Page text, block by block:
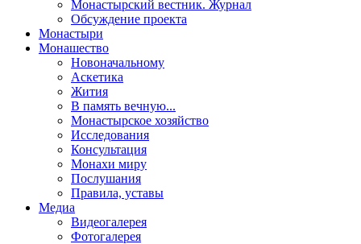
Монастырский вестник. Журнал
Обсуждение проекта
Монастыри
Монашество
Новоначальному
Аскетика
Жития
В память вечную...
Монастырское хозяйство
Исследования
Консультация
Монахи миру
Послушания
Правила, уставы
Медиа
Видеогалерея
Фотогалерея